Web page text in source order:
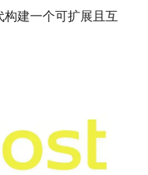
建一个可扩展且互